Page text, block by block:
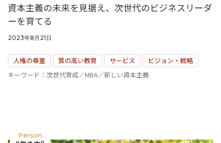
資本主義の未来を見据え、次世代のビジネスリーダ
ーを育てる
2023年8月21日
人権の尊重 質の高い教育 サービス
ビジョン・戦略
キーワード：次世代育成／MBA／新しい資本主義
Person